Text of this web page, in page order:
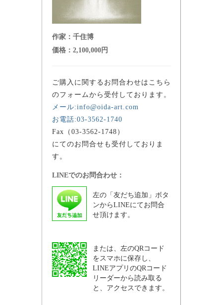
作家： 千住博
価格： 2,100,000円
ご購入に関するお問合わせはこちら
のフォームから受付しております。
メール:info@oida-art.com
お電話:03-3562-1740
Fax（03-3562-1748）
にてのお問合せも受付しておりま
す。
LINEでのお問合わせ：
左の「友だち追加」ボタ
ンからLINEにてお問合
せ頂けます。
または、左のQRコード
をスマホに保存し、
LINEアプリのQRコード
リーダーから読み取る
と、アクセスできます。